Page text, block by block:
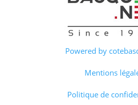
Powered by
Mentions
Politique de